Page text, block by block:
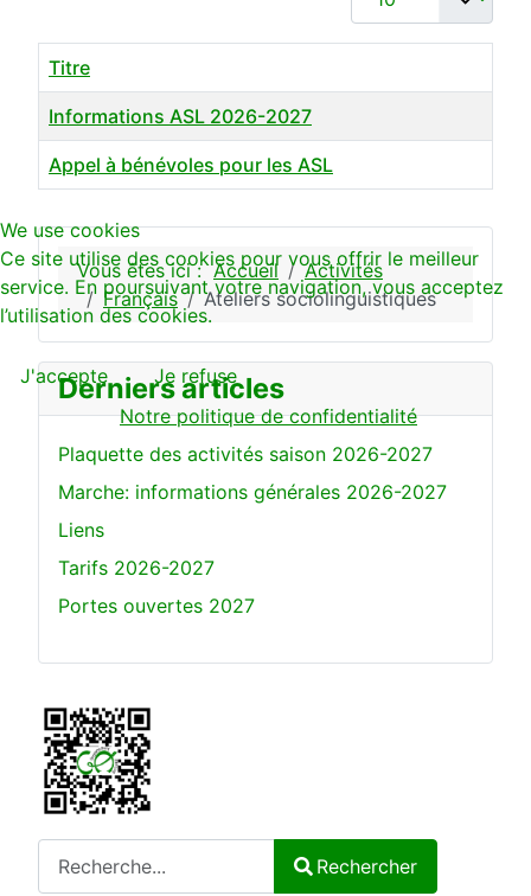
Rechercher
Titre
Informations ASL 2026-2027
Appel à bénévoles pour les ASL
Vous êtes ici :Accueil
Activités
Français
Ateliers sociolinguistiques
Derniers articles
Plaquette des activités saison 2026-2027
Marche: informations générales 2026-2027
Liens
Tarifs 2026-2027
Portes ouvertes 2027
We use cookies
Ce site utilise des cookies pour vous offrir le meilleur
service. En poursuivant votre navigation, vous acceptez
l’utilisation des cookies.
J'accepte
Je refuse
Notre politique de confidentialité